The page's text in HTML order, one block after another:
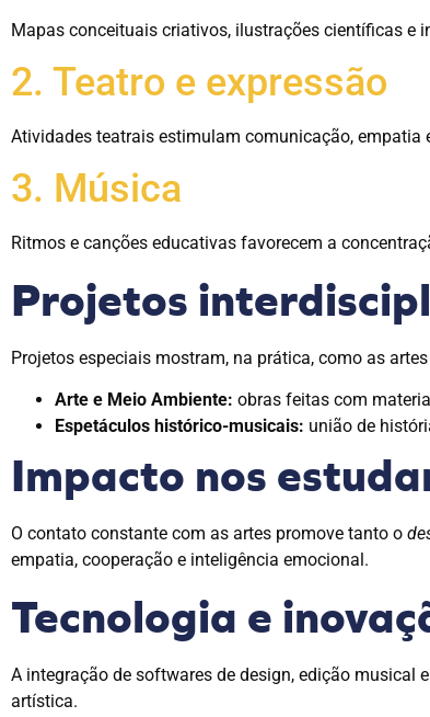
Mapas conceituais criativos, ilustrações científicas e
2. Teatro e expressão
Atividades teatrais estimulam comunicação, empatia
3. Música
Ritmos e canções educativas favorecem a
Projetos
Projetos especiais mostram, na prática, como as
Arte e Meio Ambiente: obras feitas com
Espetáculos histórico-musicais: união de
Impacto nos
O contato constante com as artes promove tanto o
empatia, cooperação e inteligência emocional.
Tecnologia e
A integração de softwares de design, edição
artística.